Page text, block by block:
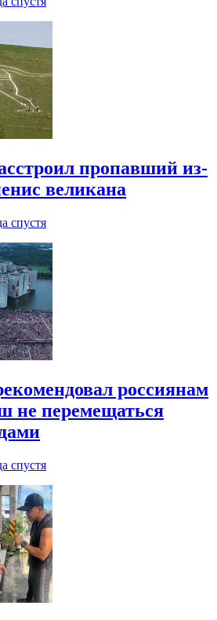
пропавший из-
великана
спустя
россиянам
не перемещаться
спустя